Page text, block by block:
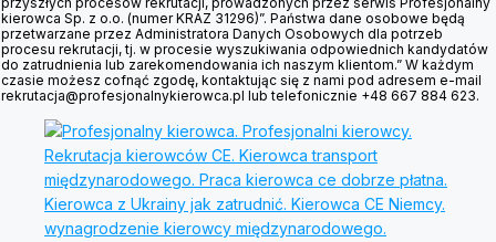
kierowca Sp. z o.o. (numer KRAZ 31296)”. Państwa dane osobowe będą
przetwarzane przez Administratora Danych Osobowych dla potrzeb
procesu rekrutacji, tj. w procesie wyszukiwania odpowiednich kandydatów
do zatrudnienia lub zarekomendowania ich naszym klientom.” W każdym
czasie możesz cofnąć zgodę, kontaktując się z nami pod adresem e-mail
rekrutacja@profesjonalnykierowca.pl lub telefonicznie +48 667 884 623.